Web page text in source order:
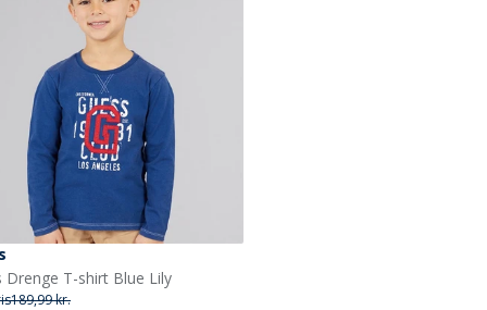
Drenge T-shirt Blue Lily
189,99 kr.